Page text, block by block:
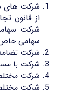
شرکت
سهامی
شرکت
شرکت با
شرکت
شرکت